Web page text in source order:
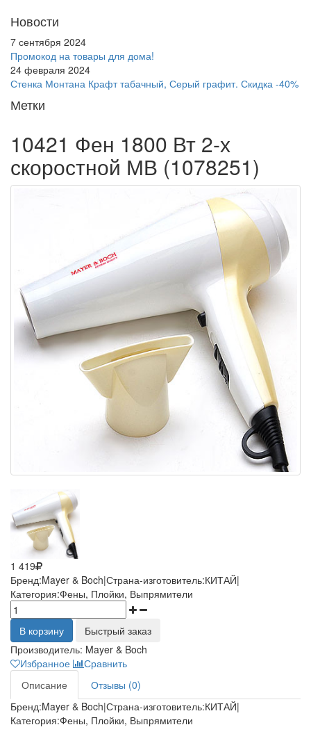
Новости
7 сентября 2024
Промокод на товары для дома!
24 февраля 2024
Стенка Монтана Крафт табачный, Серый графит. Скидка -40%
Метки
10421 Фен 1800 Вт 2-х
скоростной МВ (1078251)
1 419
Бренд:Mayer & Boch|Страна-изготовитель:КИТАЙ|
Категория:Фены, Плойки, Выпрямители
В корзину
Быстрый заказ
Производитель: Mayer & Boch
Избранное
Сравнить
Описание
Отзывы (0)
Бренд:Mayer & Boch|Страна-изготовитель:КИТАЙ|
Категория:Фены, Плойки, Выпрямители